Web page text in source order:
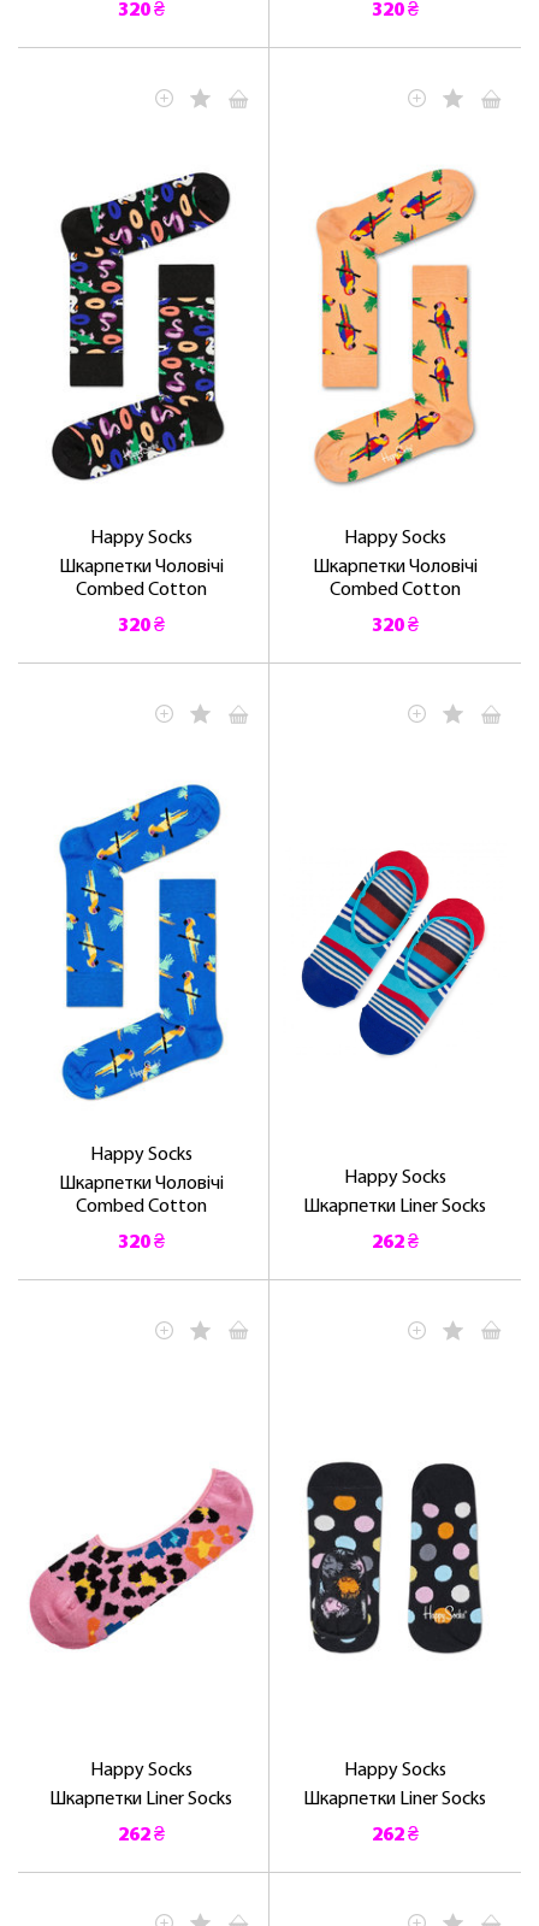
320 ₴ 320 ₴
Happy Socks
Шкарпетки Чоловічі
Combed Cotton
320 ₴
Happy Socks
Шкарпетки Чоловічі
Combed Cotton
320 ₴
Happy Socks
Шкарпетки Чоловічі
Combed Cotton
320 ₴
Happy Socks
Шкарпетки Liner Socks
262 ₴
Happy Socks
Шкарпетки Liner Socks
262 ₴
Happy Socks
Шкарпетки Liner Socks
262 ₴